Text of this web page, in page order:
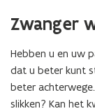
Zwanger
Hebben u en uw
dat u beter kunt
beter
slikken? Kan het